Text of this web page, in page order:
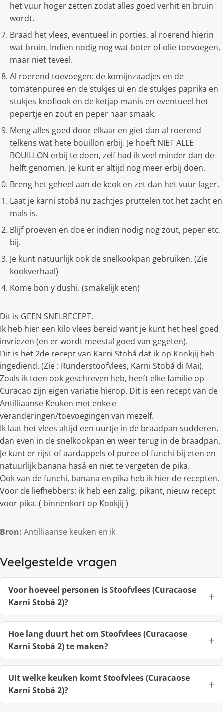
het vuur hoger zetten zodat alles goed verhit en bruin
wordt.
Braad het vlees, eventueel in porties, al roerend hierin
wat bruin. Indien nodig nog wat boter of olie toevoegen,
maar niet teveel.
Al roerend toevoegen: de komijnzaadjes en de
tomatenpuree en de stukjes ui en de stukjes paprika en
stukjes knoflook en de ketjap manis en eventueel het
pepertje en zout en peper naar smaak.
Meng alles goed door elkaar en giet dan al roerend
telkens wat hete bouillon erbij. Je hoeft NIET ALLE
BOUILLON erbij te doen, zelf had ik veel minder dan de
helft genomen. Je kunt er altijd nog meer erbij doen.
Breng het geheel aan de kook en zet dan het vuur lager.
Laat je karni stobá nu zachtjes pruttelen tot het zacht en
mals is.
Blijf proeven en doe er indien nodig nog zout, peper etc.
bij.
Je kunt natuurlijk ook de snelkookpan gebruiken. (Zie
kookverhaal)
Kome bon y dushi. (smakelijk eten)
Dit is GEEN SNELRECEPT.
Ik heb hier een kilo vlees bereid want je kunt het heel goed
invriezen (en er wordt meestal goed van gegeten).
Dit is het 2de recept van Karni Stobá dat ik op Kookjij heb
ingediend. (Zie : Runderstoofvlees, Karni Stobá di Mai).
Zoals ik toen ook geschreven heb, heeft elke familie op
Curacao zijn eigen variatie hierop. Dit is een recept van de
Antilliaanse Keuken met enkele
veranderingen/toevoegingen van mezelf.
Ik laat het vlees altijd een uurtje in de braadpan sudderen,
dan even in de snelkookpan en weer terug in de braadpan.
Je kunt er rijst of aardappels of puree of funchi bij eten en
natuurlijk banana hasá en niet te vergeten de pika.
Ook van de funchi, banana en pika heb ik hier de recepten.
Voor de liefhebbers: ik heb een zalig, pikant, nieuw recept
voor pika. ( binnenkort op Kookjij )
Bron: Antilliaanse keuken en ik
Veelgestelde vragen
Voor hoeveel personen is Stoofvlees (Curacaose
Karni Stobá 2)?
Hoe lang duurt het om Stoofvlees (Curacaose
Karni Stobá 2) te maken?
Uit welke keuken komt Stoofvlees (Curacaose
Karni Stobá 2)?